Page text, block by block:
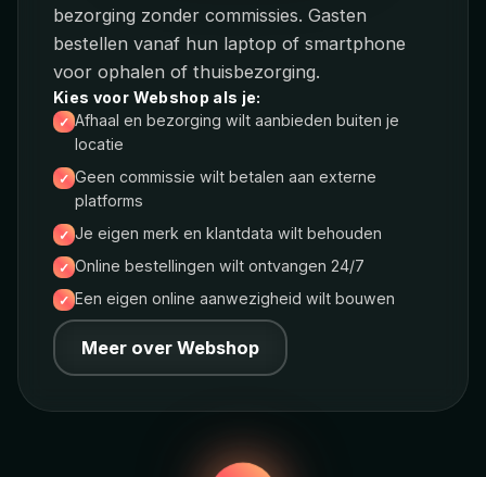
bezorging zonder commissies. Gasten
bestellen vanaf hun laptop of smartphone
voor ophalen of thuisbezorging.
Kies voor Webshop als je:
Afhaal en bezorging wilt aanbieden buiten je
locatie
Geen commissie wilt betalen aan externe
platforms
Je eigen merk en klantdata wilt behouden
Online bestellingen wilt ontvangen 24/7
Een eigen online aanwezigheid wilt bouwen
Meer over Webshop